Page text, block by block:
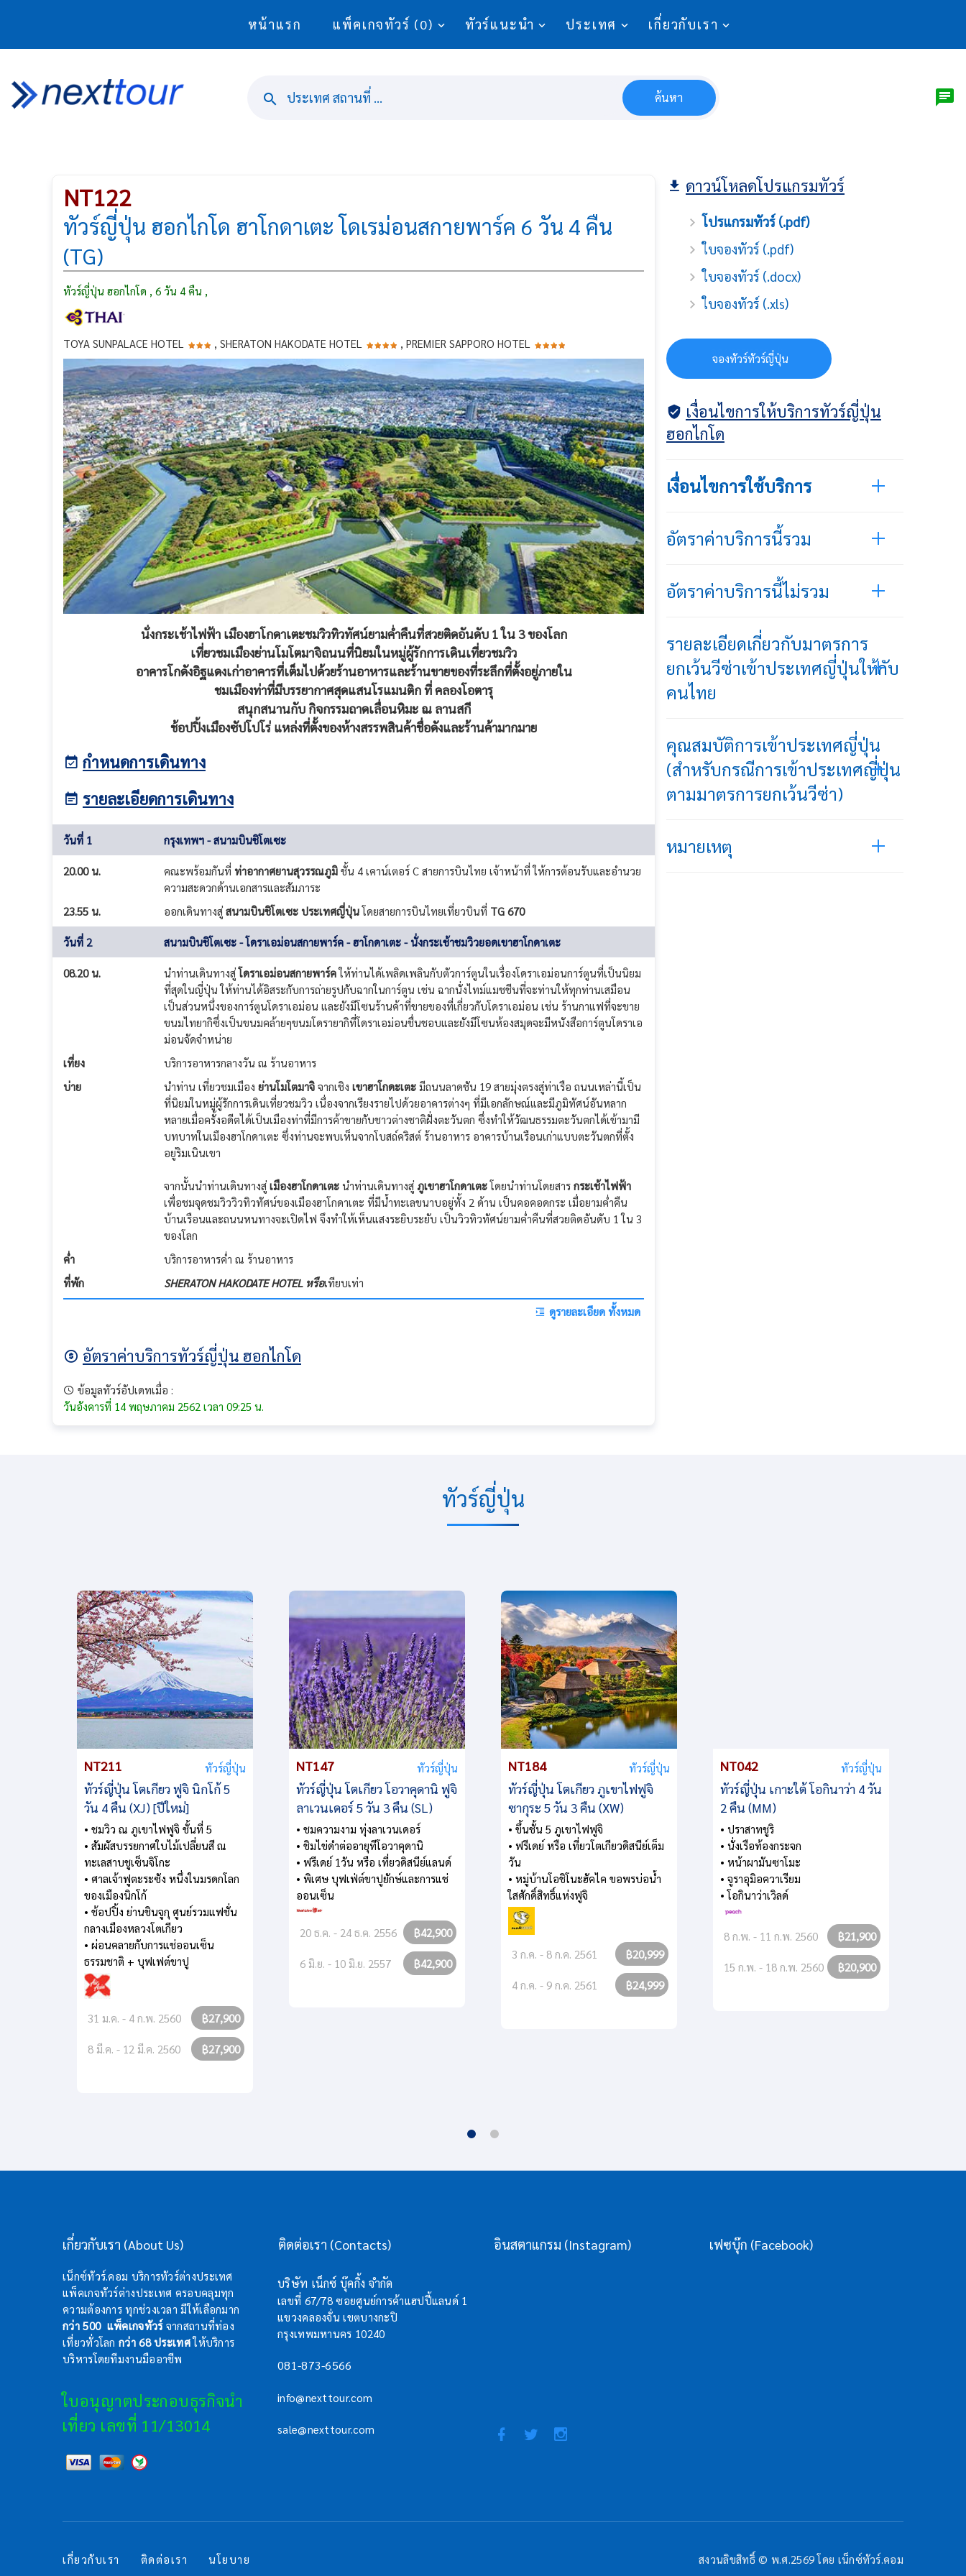
หน้าแรก แพ็คเกจทัวร์ (0) ทัวร์แนะนำ ประเทศ เกี่ยวกับเรา
ประเทศ สถานที่ ... ค้นหา
NT122
ทัวร์ญี่ปุ่น ฮอกไกโด ฮาโกดาเตะ โดเรม่อนสกายพาร์ค 6 วัน 4 คืน
(TG)
ทัวร์ญี่ปุ่น ฮอกไกโด , 6 วัน 4 คืน ,
TOYA SUNPALACE HOTEL , SHERATON HAKODATE HOTEL , PREMIER SAPPORO HOTEL
นั่งกระเช้าไฟฟ้า เมืองฮาโกดาเตะชมวิวทิวทัศน์ยามค่ำคืนที่สวยติดอันดับ 1 ใน 3 ของโลก
เที่ยวชมเมืองย่านโมโตมาจิถนนที่นิยมในหมู่ผู้รักการเดินเที่ยวชมวิว
อาคารโกดังอิฐแดงเก่าอาคารที่เต็มไปด้วยร้านอาหารและร้านขายของที่ระลึกที่ตั้งอยู่ภายใน
ชมเมืองท่าที่มีบรรยากาศสุดแสนโรแมนติก ที่ คลองโอตารุ
สนุกสนานกับ กิจกรรมถาดเลื่อนหิมะ ณ ลานสกี
ช้อปปิ้งเมืองซัปโปโร่ แหล่งที่ตั้งของห้างสรรพสินค้าชื่อดังและร้านค้ามากมาย
กำหนดการเดินทาง
รายละเอียดการเดินทาง
วันที่ 1 กรุงเทพฯ - สนามบินชิโตเซะ
20.00 น. คณะพร้อมกันที่ ท่าอากาศยานสุวรรณภูมิ ชั้น 4 เคาน์เตอร์ C สายการบินไทย เจ้าหน้าที่ ให้การต้อนรับและอำนวย
ความสะดวกด้านเอกสารและสัมภาระ
23.55 น.
ออกเดินทางสู่ สนามบินชิโตเซะ ประเทศญี่ปุ่นโดยสายการบินไทยเที่ยวบินที่ TG 670
วันที่ 2 สนามบินชิโตเซะ - โดราเอม่อนสกายพาร์ค - ฮาโกดาเตะ - นั่งกระเช้าชมวิวยอดเขาฮาโกดาเตะ
08.20 น. นำท่านเดินทางสู่โดราเอม่อนสกายพาร์คให้ท่านได้เพลิดเพลินกับตัวการ์ตูนในเรื่องโดราเอม่อนการ์ตูนที่เป็นนิยม
ที่สุดในญี่ปุ่น ให้ท่านได้อิสระกับการถ่ายรูปกับฉากในการ์ตูน เช่น ฉากนั่งไทม์แมชชีนที่จะท่านให้ทุกท่านเสมือน
เป็นส่วนหนึ่งของการ์ตูนโดราเอม่อน และยังมีโซนร้านค้าที่ขายของที่เกี่ยวกับโดราเอม่อน เช่น ร้านกาแฟที่จะขาย
ขนมไทยากิซึ่งเป็นขนมคล้ายๆขนมโดรายากิที่โดราเอม่อนชื่นชอบและยังมีโซนห้องสมุดจะมีหนังสือการ์ตูนโดราเอ
ม่อนจัดจำหน่าย
เที่ยง
บริการอาหารกลางวัน ณ ร้านอาหาร
บ่าย
นำท่าน เที่ยวชมเมือง ย่านโมโตมาจิ จากเชิง เขาฮาโกดะเตะ มีถนนลาดชัน 19 สายมุ่งตรงสู่ท่าเรือ ถนนเหล่านี้เป็น
ที่นิยมในหมู่ผู้รักการเดินเที่ยวชมวิว เนื่องจากเรียงรายไปด้วยอาคารต่างๆ ที่มีเอกลักษณ์และมีภูมิทัศน์อันหลาก
หลายเมื่อครั้งอดีตได้เป็นเมืองท่าที่มีการค้าขายกับชาวต่างชาติฝั่งตะวันตก ซึ่งทำให้วัฒนธรรมตะวันตกได้เข้ามามี
บทบาทในเมืองฮาโกดาเตะ ซึ่งท่านจะพบเห็นจากโบสถ์คริสต์ ร้านอาหาร อาคารบ้านเรือนเก่าแบบตะวันตกที่ตั้ง
อยู่ริมเนินเขา
จากนั้นนำท่านเดินทางสู่ เมืองฮาโกดาเตะนำท่านเดินทางสู่ ภูเขาฮาโกดาเตะโดยนำท่านโดยสารกระเช้าไฟฟ้า
เพื่อชมจุดชมวิววิวทิวทัศน์ของเมืองฮาโกดาเตะ ที่มีน้ำทะเลขนาบอยู่ทั้ง 2 ด้าน เป็นคอคอดกระ เมื่อยามค่ำคืน
บ้านเรือนและถนนหนทางจะเปิดไฟ จึงทำให้เห็นแสงระยิบระยับ เป็นวิวทิวทัศน์ยามค่ำคืนที่สวยติดอันดับ 1 ใน 3
ของโลก
ค่ำ
บริการอาหารค่ำ ณ ร้านอาหาร
ที่พัก
SHERATON HAKODATE HOTEL หรือเทียบเท่า
ดูรายละเอียด ทั้งหมด
อัตราค่าบริการทัวร์ญี่ปุ่น ฮอกไกโด
ข้อมูลทัวร์อัปเดทเมื่อ :
วันอังคารที่ 14 พฤษภาคม 2562 เวลา 09:25 น.
ดาวน์โหลดโปรแกรมทัวร์
โปรแกรมทัวร์ (.pdf)
ใบจองทัวร์ (.pdf)
ใบจองทัวร์ (.docx)
ใบจองทัวร์ (.xls)
ทว รทว รญปน
จองทัวร์ทัวร์ญี่ปุ่น
เงื่อนไขการให้บริการทัวร์ญี่ปุ่น
ฮอกไกโด
เงื่อนไขการใช้บริการ
อัตราค่าบริการนี้รวม
อัตราค่าบริการนี้ไม่รวม
รายละเอียดเกี่ยวกับมาตรการ
ยกเว้นวีซ่าเข้าประเทศญี่ปุ่นให้กับ
คนไทย
คุณสมบัติการเข้าประเทศญี่ปุ่น
(สำหรับกรณีการเข้าประเทศญี่ปุ่น
ตามมาตรการยกเว้นวีซ่า)
หมายเหตุ
ทัวร์ญี่ปุ่น
NT211 ทัวร์ญี่ปุ่น
ทัวร์ญี่ปุ่น โตเกียว ฟูจิ นิกโก้ 5
วัน 4 คืน (XJ) [ปีใหม่]
• ชมวิว ณ ภูเขาไฟฟูจิ ชั้นที่ 5
• สัมผัสบรรยกาศใบไม้เปลี่ยนสี ณ
ทะเลสาบชูเซ็นจิโกะ
• ศาลเจ้าฟูตะระซัง หนึ่งในมรดกโลก
ของเมืองนิกโก้
• ช้อปปิ้ง ย่านชินจูกุ ศูนย์รวมแฟชั่น
กลางเมืองหลวงโตเกียว
• ผ่อนคลายกับการแช่ออนเซ็น
ธรรมชาติ + บุฟเฟต์ขาปู
31 ม.ค. - 4 ก.พ. 2560 ฿27,900
8 มี.ค. - 12 มี.ค. 2560 ฿27,900
NT147 ทัวร์ญี่ปุ่น
ทัวร์ญี่ปุ่น โตเกียว โอวาคุดานิ ฟูจิ
ลาเวนเดอร์ 5 วัน 3 คืน (SL)
• ชมความงาม ทุ่งลาเวนเดอร์
• ชิมไข่ดำต่ออายุทีโอวาคุดานิ
• ฟรีเดย์ 1วัน หรือ เที่ยวดิสนีย์แลนด์
• พิเศษ บุฟเฟ่ต์ขาปูยักษ์และการแช่
ออนเซ็น
20 ธ.ค. - 24 ธ.ค. 2556 ฿42,900
6 มิ.ย. - 10 มิ.ย. 2557 ฿42,900
NT184 ทัวร์ญี่ปุ่น
ทัวร์ญี่ปุ่น โตเกียว ภูเขาไฟฟูจิ
ซากุระ 5 วัน 3 คืน (XW)
• ขึ้นชั้น 5 ภูเขาไฟฟูจิ
• ฟรีเดย์ หรือ เที่ยวโตเกียวดิสนีย์เต็ม
วัน
• หมู่บ้านโอชิโนะฮัคไค ขอพรบ่อน้ำ
ใสศักดิ์สิทธิ์แห่งฟูจิ
3 ก.ค. - 8 ก.ค. 2561 ฿20,999
4 ก.ค. - 9 ก.ค. 2561 ฿24,999
NT042 ทัวร์ญี่ปุ่น
ทัวร์ญี่ปุ่น เกาะใต้ โอกินาว่า 4 วัน
2 คืน (MM)
• ปราสาทชูริ
• นั่งเรือท้องกระจก
• หน้าผามันซาโมะ
• จูราอุมิอควาเรียม
• โอกินาว่าเวิลด์
8 ก.พ. - 11 ก.พ. 2560 ฿21,900
15 ก.พ. - 18 ก.พ. 2560 ฿20,900
เกี่ยวกับเรา (About Us)
เน็กซ์ทัวร์.คอม บริการทัวร์ต่างประเทศ
แพ็คเกจทัวร์ต่างประเทศ ครอบคลุมทุก
ความต้องการ ทุกช่วงเวลา มีให้เลือกมาก
กว่า 500 แพ็คเกจทัวร์จากสถานที่ท่อง
เที่ยวทั่วโลกกว่า 68 ประเทศให้บริการ
บริหารโดยทีมงานมืออาชีพ
ใบอนุญาตประกอบธุรกิจนำ
เที่ยว เลขที่ 11/13014
ติดต่อเรา (Contacts)
บริษัท เน็กซ์ บุ๊คกิ้ง จำกัด
เลขที่ 67/78 ซอยศูนย์การค้าแฮปปี้แลนด์ 1
แขวงคลองจั่น เขตบางกะปิ
กรุงเทพมหานคร 10240
081-873-6566
info@nexttour.com
sale@nexttour.com
อินสตาแกรม (Instagram) เฟซบุ๊ก (Facebook)
เกี่ยวกับเรา ติดต่อเรา นโยบาย สงวนลิขสิทธิ์ © พ.ศ.2569 โดย เน็กซ์ทัวร์.คอม